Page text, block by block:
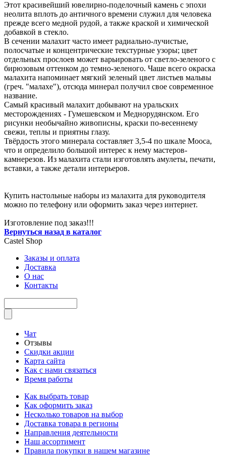
Этот красивейший ювелирно-поделочный камень с эпохи
неолита вплоть до античного времени служил для человека
прежде всего медной рудой, а также краской и химической
добавкой в стекло.
В сечении малахит часто имеет радиально-лучистые,
полосчатые и концентрические текстурные узоры; цвет
отдельных прослоев может варьировать от светло-зеленого с
бирюзовым оттенком до темно-зеленого. Чаше всего окраска
малахита напоминает мягкий зеленый цвет листьев мальвы
(греч. "малахе"), отсюда минерал получил свое современное
название.
Самый красивый малахит добывают на уральских
месторождениях - Гумешевском и Меднорудянском. Его
рисунки необычайно живописны, краски по-весеннему
свежи, теплы и приятны глазу.
Твёрдость этого минерала составляет 3,5-4 по шкале Мооса,
что и определило большой интерес к нему мастеров-
камнерезов. Из малахита стали изготовлять амулеты, печати,
вставки, а также детали интерьеров.
Купить настольные наборы из малахита для руководителя
можно по телефону или оформить заказ через интернет.
Изготовление под заказ!!!
Вернуться назад в каталог
Castel Shop
Заказы и оплата
Доставка
О нас
Контакты
Чат
Отзывы
Скидки акции
Карта сайта
Как с нами связаться
Время работы
Как выбрать товар
Как оформить заказ
Несколько товаров на выбор
Доставка товара в регионы
Направления деятельности
Наш ассортимент
Правила покупки в нашем магазине